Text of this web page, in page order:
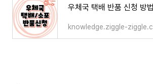
우체국 택배 반품 신청 방
knowledge.ziggle-